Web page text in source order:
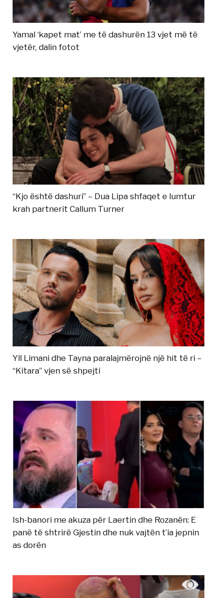
Yamal ‘kapet mat’ me të dashurën 13 vjet më të
vjetër, dalin fotot
“Kjo është dashuri” – Dua Lipa shfaqet e lumtur
krah partnerit Callum Turner
Yll Limani dhe Tayna paralajmërojnë një hit të ri –
“Kitara” vjen së shpejti
Ish-banori me akuza për Laertin dhe Rozanën: E
panë të shtrirë Gjestin dhe nuk vajtën t’ia jepnin
as dorën